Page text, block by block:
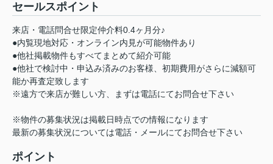
セールスポイント
来店・電話問合せ限定仲介料0.4ヶ月分♪
●内覧現地対応・オンライン内見が可能物件あり
●他社掲載物件もすべてまとめて紹介可能
●他社で検討中・申込み済みのお客様、初期費用がさらに減額可
能か再査定致します
※遠方で来店が難しい方、まずは電話にてお問合せ下さい
※物件の募集状況は掲載日時点での情報になります
最新の募集状況については電話・メールにてお問合せ下さい
ポイント